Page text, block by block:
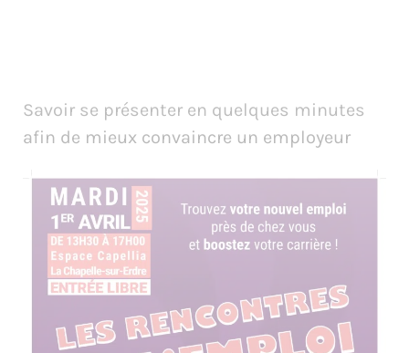
Savoir se présenter en quelques minutes
afin de mieux convaincre un employeur